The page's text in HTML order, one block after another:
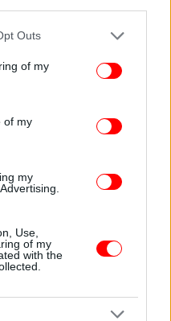
uses one or more Google
You may click to
its third-party tags to
purposes in below Google
Outs
of my
of my
my
Use,
of my
with the
σχολικές εκδρομές
ο υπουργός είπε
του σχολείου με
προγράμματα
κανόνων και
ακόμη
και αλληλεγγύης